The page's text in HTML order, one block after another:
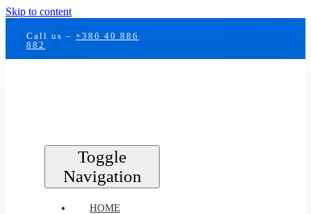
Skip to content
Call us – +386 40 886
882
Toggle
Navigation
HOME